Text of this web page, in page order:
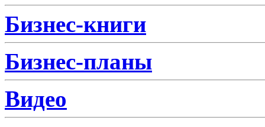
Бизнес-книги
Бизнес-планы
Видео